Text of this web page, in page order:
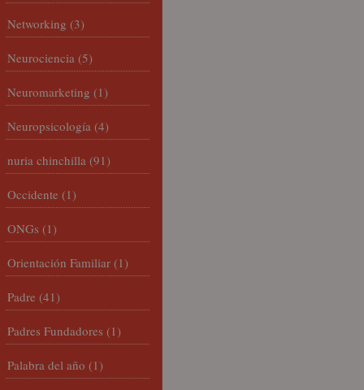
Networking (3)
Neurociencia (5)
Neuromarketing (1)
Neuropsicología (4)
nuria chinchilla (91)
Occidente (1)
ONGs (1)
Orientación Familiar (1)
Padre (41)
Padres Fundadores (1)
Palabra del año (1)